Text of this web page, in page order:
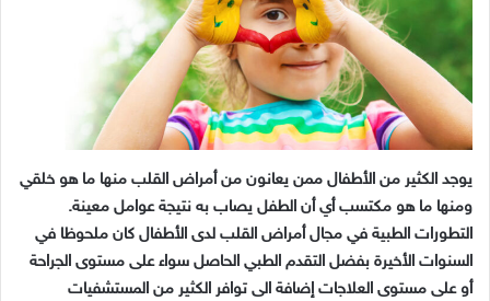
يوجد الكثير من الأطفال ممن يعانون من أمراض القلب منها ما هو خلقي
ومنها ما هو مكتسب أي أن الطفل يصاب به نتيجة عوامل معينة.
التطورات الطبية في مجال أمراض القلب لدى الأطفال كان ملحوظا في
السنوات الأخيرة بفضل التقدم الطبي الحاصل سواء على مستوى الجراحة
أو على مستوى العلاجات إضافة الى توافر الكثير من المستشفيات